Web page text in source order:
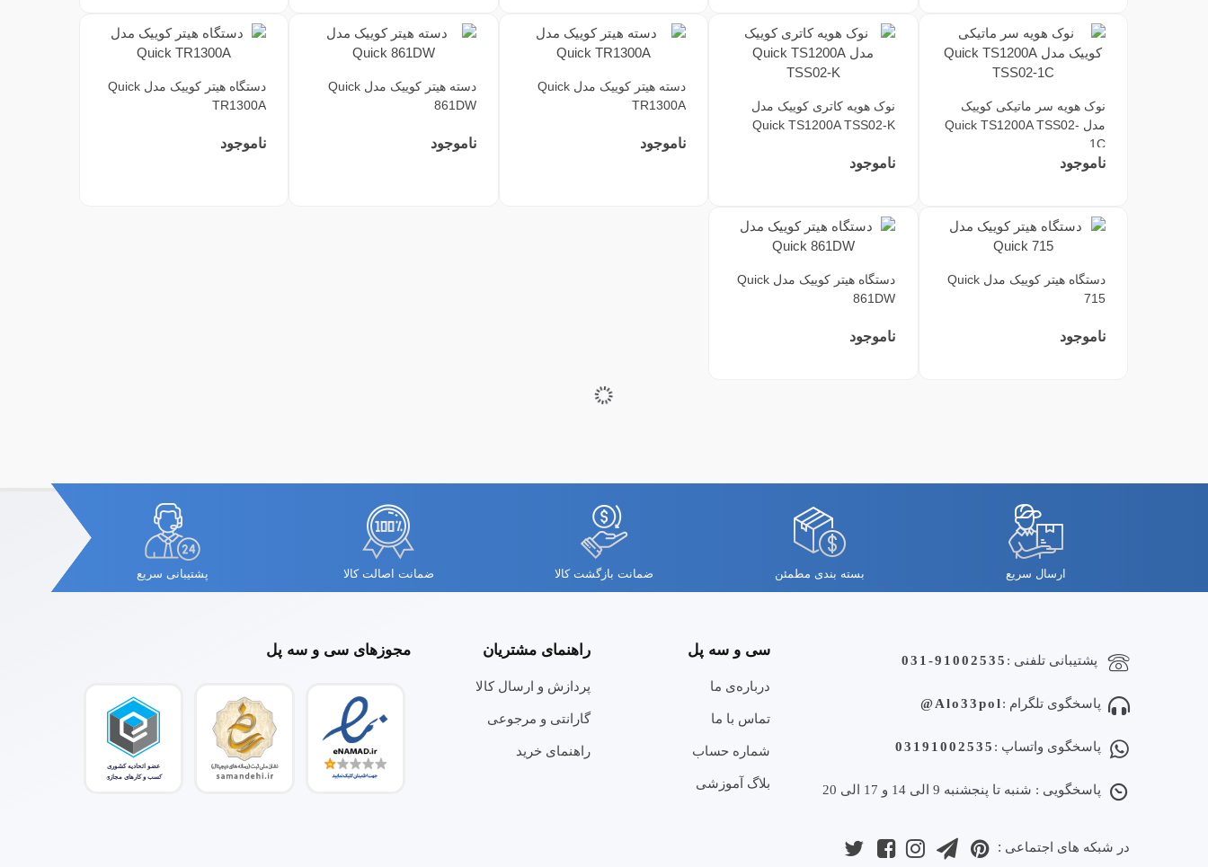
نوک هویه سر ماتیکی کوییک
مدل Quick TS1200A TSS02-
1C
ناموجود
نوک هویه کاتری کوییک مدل
Quick TS1200A TSS02-K
ناموجود
دسته هیتر کوییک مدل Quick
TR1300A
ناموجود
دسته هیتر کوییک مدل Quick
861DW
ناموجود
دستگاه هیتر کوییک مدل Quick
TR1300A
ناموجود
دستگاه هیتر کوییک مدل Quick
715
ناموجود
دستگاه هیتر کوییک مدل Quick
861DW
ناموجود
ارسال سریع بسته بندی مطمئن ضمانت بازگشت کالا ضمانت اصالت کالا پشتیبانی سریع
پشتیبانی تلفنی : 031-91002535
پاسخگوی تلگرام :Alo33pol@
پاسخگوی واتساپ : 03191002535
پاسخگویی : شنبه تا پنجشنبه 9 الی 14 و 17 الی 20
در شبکه های اجتماعی :
سی و سه پل
درباره‌ی ما
تماس با ما
شماره حساب
بلاگ آموزشی
راهنمای مشتریان
پردازش و ارسال کالا
گارانتی و مرجوعی
راهنمای خرید
مجوزهای سی و سه پل